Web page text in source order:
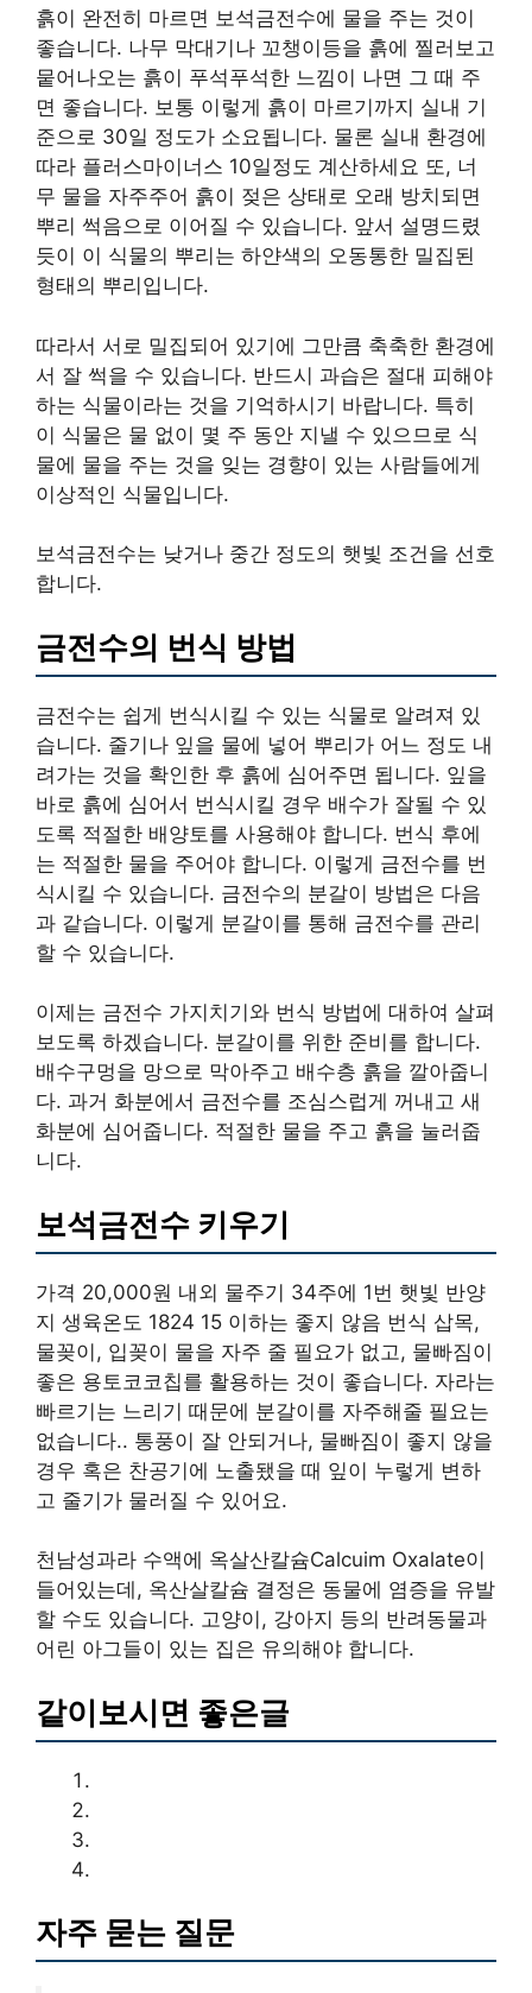
흙이 완전히 마르면 보석금전수에 물을 주는 것이
좋습니다. 나무 막대기나 꼬챙이등을 흙에 찔러보고
뭍어나오는 흙이 푸석푸석한 느낌이 나면 그 때 주
면 좋습니다. 보통 이렇게 흙이 마르기까지 실내 기
준으로 30일 정도가 소요됩니다. 물론 실내 환경에
따라 플러스마이너스 10일정도 계산하세요 또, 너
무 물을 자주주어 흙이 젖은 상태로 오래 방치되면
뿌리 썩음으로 이어질 수 있습니다. 앞서 설명드렸
듯이 이 식물의 뿌리는 하얀색의 오동통한 밀집된
형태의 뿌리입니다.
따라서 서로 밀집되어 있기에 그만큼 축축한 환경에
서 잘 썩을 수 있습니다. 반드시 과습은 절대 피해야
하는 식물이라는 것을 기억하시기 바랍니다. 특히
이 식물은 물 없이 몇 주 동안 지낼 수 있으므로 식
물에 물을 주는 것을 잊는 경향이 있는 사람들에게
이상적인 식물입니다.
보석금전수는 낮거나 중간 정도의 햇빛 조건을 선호
합니다.
금전수의 번식 방법
금전수는 쉽게 번식시킬 수 있는 식물로 알려져 있
습니다. 줄기나 잎을 물에 넣어 뿌리가 어느 정도 내
려가는 것을 확인한 후 흙에 심어주면 됩니다. 잎을
바로 흙에 심어서 번식시킬 경우 배수가 잘될 수 있
도록 적절한 배양토를 사용해야 합니다. 번식 후에
는 적절한 물을 주어야 합니다. 이렇게 금전수를 번
식시킬 수 있습니다. 금전수의 분갈이 방법은 다음
과 같습니다. 이렇게 분갈이를 통해 금전수를 관리
할 수 있습니다.
이제는 금전수 가지치기와 번식 방법에 대하여 살펴
보도록 하겠습니다. 분갈이를 위한 준비를 합니다.
배수구멍을 망으로 막아주고 배수층 흙을 깔아줍니
다. 과거 화분에서 금전수를 조심스럽게 꺼내고 새
화분에 심어줍니다. 적절한 물을 주고 흙을 눌러줍
니다.
보석금전수 키우기
가격 20,000원 내외 물주기 34주에 1번 햇빛 반양
지 생육온도 1824 15 이하는 좋지 않음 번식 삽목,
물꽂이, 입꽂이 물을 자주 줄 필요가 없고, 물빠짐이
좋은 용토코코칩를 활용하는 것이 좋습니다. 자라는
빠르기는 느리기 때문에 분갈이를 자주해줄 필요는
없습니다.. 통풍이 잘 안되거나, 물빠짐이 좋지 않을
경우 혹은 찬공기에 노출됐을 때 잎이 누렇게 변하
고 줄기가 물러질 수 있어요.
천남성과라 수액에 옥살산칼슘Calcuim Oxalate이
들어있는데, 옥산살칼슘 결정은 동물에 염증을 유발
할 수도 있습니다. 고양이, 강아지 등의 반려동물과
어린 아그들이 있는 집은 유의해야 합니다.
같이보시면 좋은글
자주 묻는 질문